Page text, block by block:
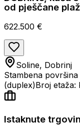
od pješčane
622.500 €
Soline, Dobrinj
Stambena površina
(duplex)Broj etaža:
Istaknute